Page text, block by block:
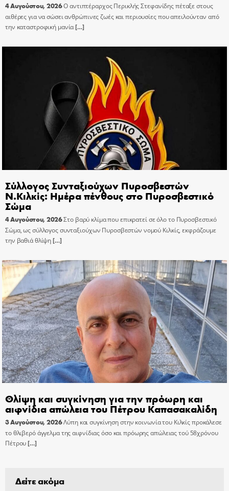
4 Αυγούστου, 2026Ο αντιπτέραρχος Περικλής Στεφανίδης πέταξε στους
αιθέρες για να σώσει ανθρώπινες ζωές και περιουσίες που απειλούνταν από
την καταστροφική μανία[…]
Σύλλογος Συνταξιούχων Πυροσβεστών
Ν.Κιλκίς: Ημέρα πένθους στο Πυροσβεστικό
Σώμα
4 Αυγούστου, 2026Στο βαρύ κλίμα που επικρατεί σε όλο το Πυροσβεστικό
Σώμα, ως σύλλογος συνταξιούχων Πυροσβεστών νομού Κιλκίς, εκφράζουμε
την βαθιά θλίψη[…]
Θλίψη και συγκίνηση για την πρόωρη και
αιφνίδια απώλεια του Πέτρου Καπασακαλίδη
3 Αυγούστου, 2026Λύπη και συγκίνηση στην κοινωνία του Κιλκίς προκάλεσε
το θλιβερό άγγελμα της αιφνίδιας όσο και πρόωρης απώλειας τού 58χρόνου
Πέτρου[…]
Δείτε ακόμα